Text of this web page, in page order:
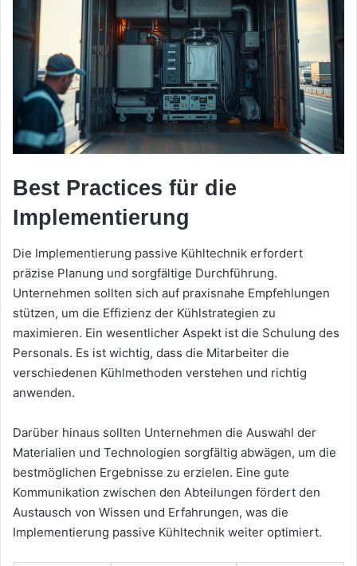
Best Practices für die
Implementierung
Die Implementierung passive Kühltechnik erfordert
präzise Planung und sorgfältige Durchführung.
Unternehmen sollten sich auf praxisnahe Empfehlungen
stützen, um die Effizienz der Kühlstrategien zu
maximieren. Ein wesentlicher Aspekt ist die Schulung des
Personals. Es ist wichtig, dass die Mitarbeiter die
verschiedenen Kühlmethoden verstehen und richtig
anwenden.
Darüber hinaus sollten Unternehmen die Auswahl der
Materialien und Technologien sorgfältig abwägen, um die
bestmöglichen Ergebnisse zu erzielen. Eine gute
Kommunikation zwischen den Abteilungen fördert den
Austausch von Wissen und Erfahrungen, was die
Implementierung passive Kühltechnik weiter optimiert.